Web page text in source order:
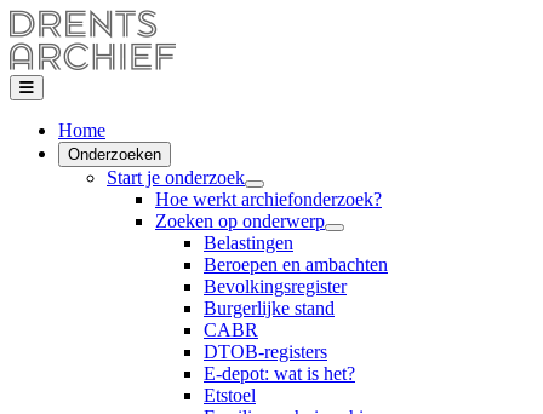
Home
Onderzoeken
Start je onderzoek
Hoe werkt archiefonderzoek?
Zoeken op onderwerp
Belastingen
Beroepen en ambachten
Bevolkingsregister
Burgerlijke stand
CABR
DTOB-registers
E-depot: wat is het?
Etstoel